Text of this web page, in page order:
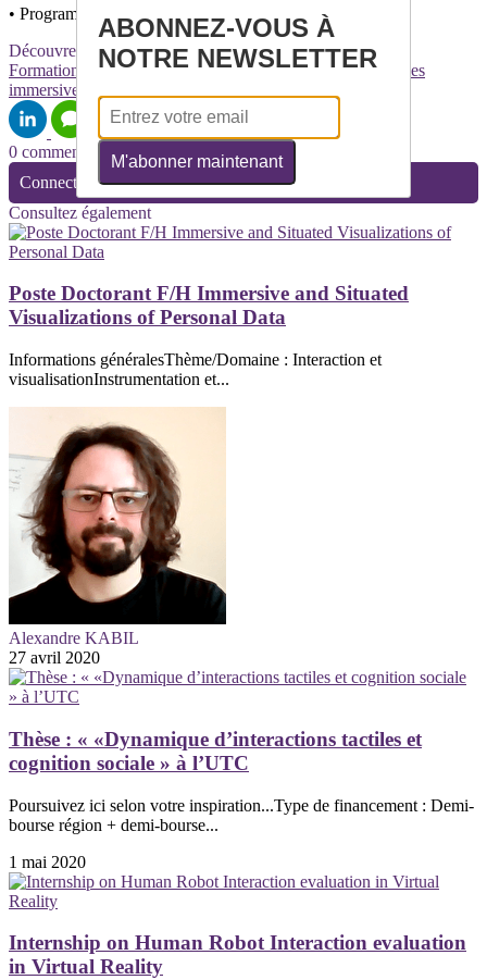
• Programmation en C++/Matlab
Découvrez davantage d'articles sur ces thèmes :
Formation
OrientationRecrutement RechercheTechnologies
immersives
0 commentaire(s)
Connectez-vous pour laisser un commentaire
Consultez également
Poste Doctorant F/H Immersive and Situated
Visualizations of Personal Data
Informations généralesThème/Domaine : Interaction et
visualisationInstrumentation et...
Alexandre KABIL
27 avril 2020
Thèse : « «Dynamique d’interactions tactiles et
cognition sociale » à l’UTC
Poursuivez ici selon votre inspiration...Type de financement : Demi-
bourse région + demi-bourse...
1 mai 2020
Internship on Human Robot Interaction evaluation
in Virtual Reality
ABONNEZ-VOUS À
NOTRE NEWSLETTER
M'abonner maintenant